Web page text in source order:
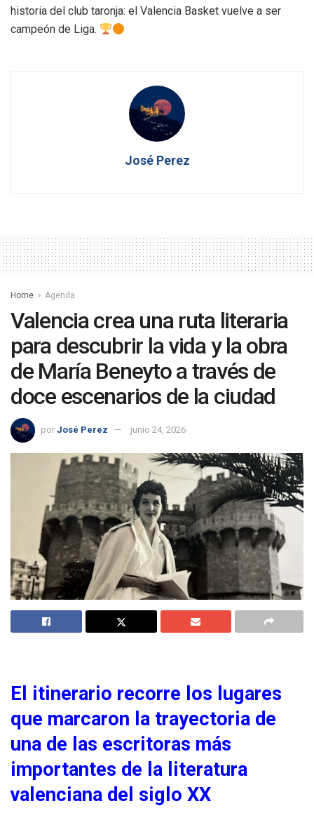
historia del club taronja: el Valencia Basket vuelve a ser
campeón de Liga.
José Perez
Home Agenda
Valencia crea una ruta literaria
para descubrir la vida y la obra
de María Beneyto a través de
doce escenarios de la ciudad
por José Perez junio 24, 2026
El itinerario recorre los lugares
que marcaron la trayectoria de
una de las escritoras más
importantes de la literatura
valenciana del siglo XX